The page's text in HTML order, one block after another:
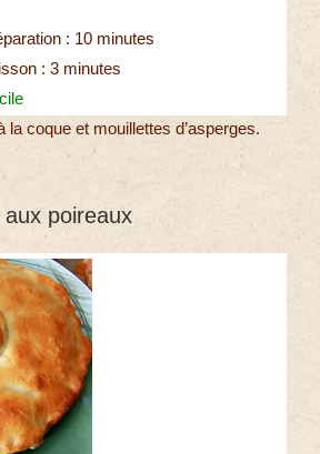
: 10 minutes
: 3 minutes
la coque et mouillettes d’asperges.
poireaux